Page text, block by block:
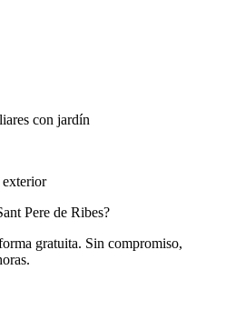
con jardín
exterior
Pere de Ribes?
gratuita. Sin compromiso,